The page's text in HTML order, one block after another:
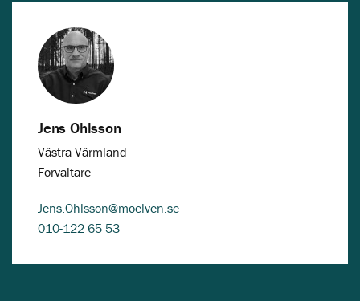
Jens Ohlsson
Västra Värmland
Förvaltare
Jens.Ohlsson@moelven.se
010-122 65 53